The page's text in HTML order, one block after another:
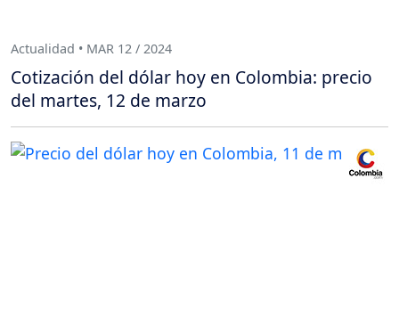
Actualidad • MAR 12 / 2024
Cotización del dólar hoy en Colombia: precio
del martes, 12 de marzo